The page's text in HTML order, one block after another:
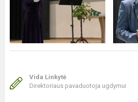
Vida Linkytė
Direktoriaus pavaduotoja ugdymui